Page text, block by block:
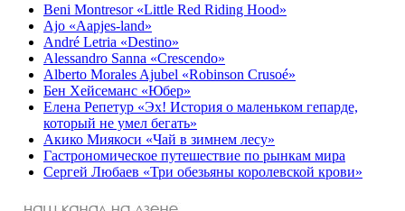
Beni Montresor «Little Red Riding Hood»
Ajo «Aapjes-land»
André Letria «Destino»
Alessandro Sanna «Crescendo»
Alberto Morales Ajubel «Robinson Crusoé»
Бен Хейсеманс «Юбер»
Елена Репетур «Эх! История о маленьком гепарде,
который не умел бегать»
Акико Миякоси «Чай в зимнем лесу»
Гастрономическое путешествие по рынкам мира
Сергей Любаев «Три обезьяны королевской крови»